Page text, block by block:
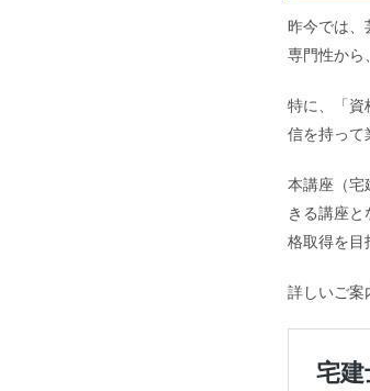
昨今では、
専門性から
特に、「資
信を持って
本講座（宅
きる講座
格取得を目
詳しいご案